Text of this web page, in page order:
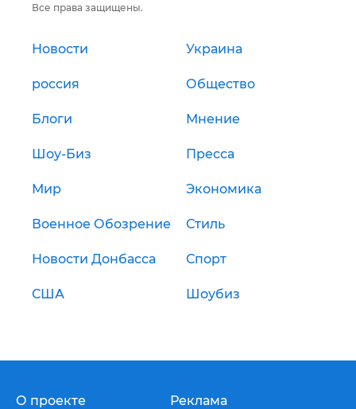
Все права защищены.
Новости Украина
россия Общество
Блоги Мнение
Шоу-Биз Пресса
Мир Экономика
Военное Обозрение Стиль
Новости Донбасса Спорт
США Шоубиз
О проекте Реклама